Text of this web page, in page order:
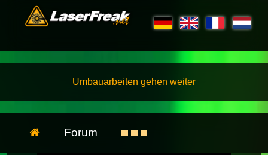
Umbauarbeiten gehen weiter
Forum